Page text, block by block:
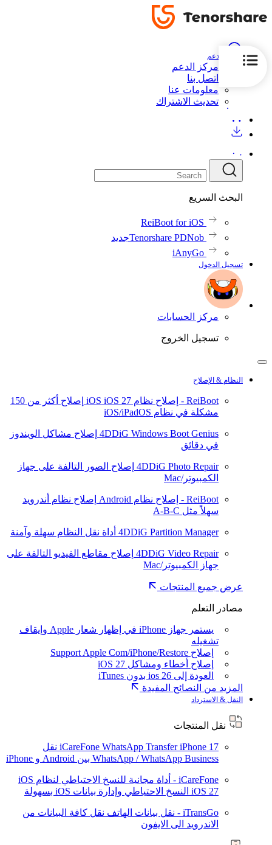
الدعم
مركز الدعم
اتصل بنا
معلومات عنا
تحديث الاشتراك
البحث السريع
ReiBoot for iOS
Tenorshare PDNobجديد
iAnyGo
تسجيل الدخول
مركز الحسابات
تسجيل الخروج
النظام & الإصلاح
ReiBoot - إصلاح نظام iOS iOS 27
إصلاح أكثر من 150
مشكلة في نظام iOS/iPadOS
4DDiG Windows Boot Genius إصلاح مشاكل الويندوز
في دقائق
4DDiG Photo Repair إصلاح الصور التالفة على جهاز
الكمبيوتر/Mac
ReiBoot - إصلاح نظام Android
إصلاح نظام أندرويد
سهلاً مثل A-B-C
4DDiG Partition Manager أداة نقل النظام سهلة وآمنة
4DDiG Video Repair إصلاح مقاطع الفيديو التالفة على
جهاز الكمبيوتر/Mac
عرض جميع المنتجات
مصادر التعلم
يستمر جهاز iPhone في إظهار شعار Apple وإيقاف
تشغيله
إصلاح Support Apple Com/iPhone/Restore
إصلاح أخطاء ومشاكل iOS 27
العودة إلى ios 26 بدون iTunes
المزيد من النصائح المفيدة
النقل & الاسترداد
نقل المنتجات
iCareFone WhatsApp TransferiPhone 17
نقل
WhatsApp / WhatsApp Business بين Android و iPhone
iCareFone - أداة مجانية للنسخ الاحتياطي لنظام iOS
iOS 27 النسخ الاحتياطي وإدارة بيانات iOS بسهولة
iTransGo - نقل بيانات الهاتف
نقل كافة البيانات من
الاندرويد الى الايفون